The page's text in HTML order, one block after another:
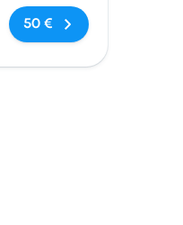
Tags
50 €